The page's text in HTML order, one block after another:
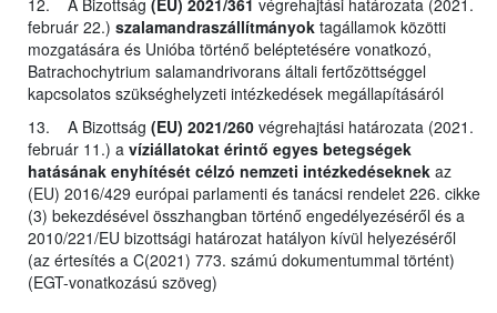
február 22.) szalamandraszállítmányok tagállamok közötti
mozgatására és Unióba történő beléptetésére vonatkozó,
Batrachochytrium salamandrivorans általi fertőzöttséggel
kapcsolatos szükséghelyzeti intézkedések megállapításáról
13. A Bizottság (EU) 2021/260 végrehajtási határozata (2021.
február 11.) a víziállatokat érintő egyes betegségek
hatásának enyhítését célzó nemzeti intézkedéseknek az
(EU) 2016/429 európai parlamenti és tanácsi rendelet 226. cikke
(3) bekezdésével összhangban történő engedélyezéséről és a
2010/221/EU bizottsági határozat hatályon kívül helyezéséről
(az értesítés a C(2021) 773. számú dokumentummal történt)
(EGT-vonatkozású szöveg)